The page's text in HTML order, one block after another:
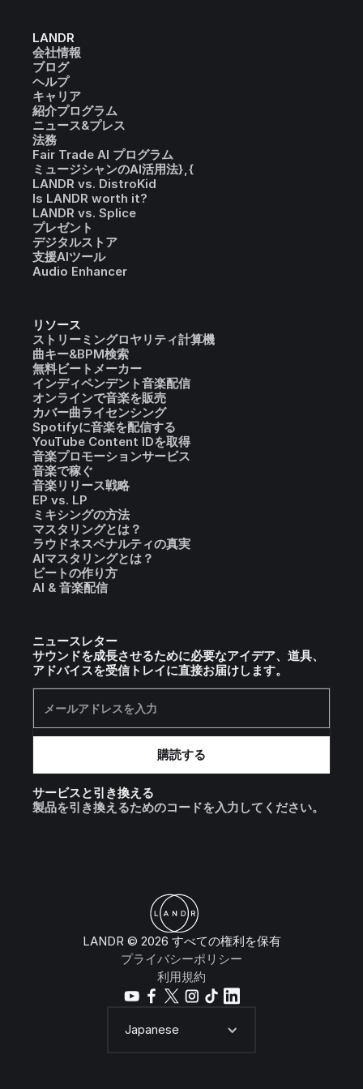
LANDR
会社情報
ブログ
ヘルプ
キャリア
紹介プログラム
ニュース&プレス
法務
Fair Trade AI プログラム
ミュージシャンのAI活用法},{
LANDR vs. DistroKid
Is LANDR worth it?
LANDR vs. Splice
プレゼント
デジタルストア
支援AIツール
Audio Enhancer
リソース
ストリーミングロヤリティ計算機
曲キー&BPM検索
無料ビートメーカー
インディペンデント音楽配信
オンラインで音楽を販売
カバー曲ライセンシング
Spotifyに音楽を配信する
YouTube Content IDを取得
音楽プロモーションサービス
音楽で稼ぐ
音楽リリース戦略
EP vs. LP
ミキシングの方法
マスタリングとは？
ラウドネスペナルティの真実
AIマスタリングとは？
ビートの作り方
AI & 音楽配信
ニュースレター
サウンドを成長させるために必要なアイデア、道具、
アドバイスを受信トレイに直接お届けします。
サービスと引き換える
製品を引き換えるためのコードを入力してください。
LANDR © 2026 すべての権利を保有
プライバシーポリシー
利用規約
Japanese